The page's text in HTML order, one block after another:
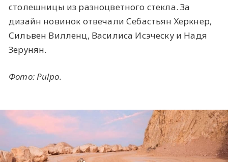
столешницы из разноцветного стекла. За
дизайн новинок отвечали Себастьян Херкнер,
Сильвен Вилленц, Василиса Исэческу и Надя
Зерунян.
Фото: Pulpo.